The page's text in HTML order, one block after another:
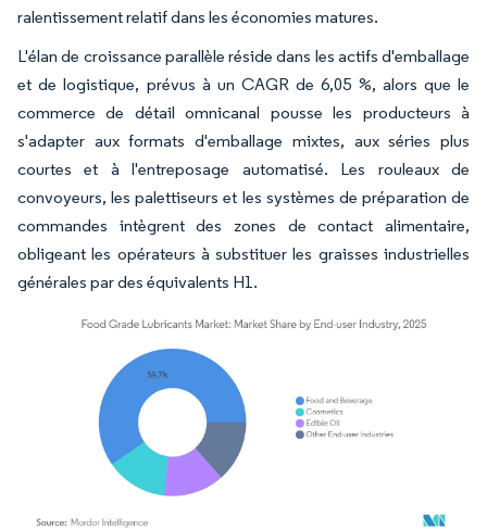
ralentissement relatif dans les économies matures.
L'élan de croissance parallèle réside dans les actifs d'emballage
et de logistique, prévus à un CAGR de 6,05 %, alors que le
commerce de détail omnicanal pousse les producteurs à
s'adapter aux formats d'emballage mixtes, aux séries plus
courtes et à l'entreposage automatisé. Les rouleaux de
convoyeurs, les palettiseurs et les systèmes de préparation de
commandes intègrent des zones de contact alimentaire,
obligeant les opérateurs à substituer les graisses industrielles
générales par des équivalents H1.